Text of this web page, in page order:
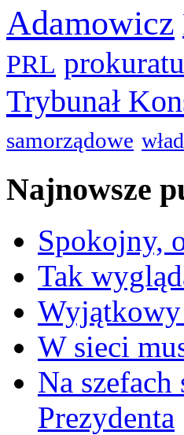
Adamowicz
PRL
Trybunał
samorządowe
Najnowsze
Spokojny,
Tak
W sieci
Na
Prezydenta